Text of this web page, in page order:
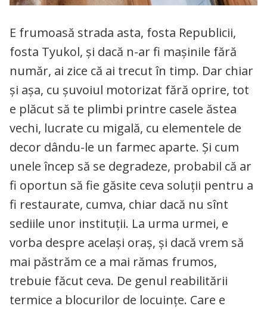
E frumoasă strada asta, fosta Republicii,
fosta Tyukol, și dacă n-ar fi mașinile fără
număr, ai zice că ai trecut în timp. Dar chiar
și așa, cu șuvoiul motorizat fără oprire, tot
e plăcut să te plimbi printre casele ăstea
vechi, lucrate cu migală, cu elementele de
decor dându-le un farmec aparte. Și cum
unele încep să se degradeze, probabil că ar
fi oportun să fie găsite ceva soluții pentru a
fi restaurate, cumva, chiar dacă nu sînt
sediile unor instituții. La urma urmei, e
vorba despre același oraș, și dacă vrem să
mai păstrăm ce a mai rămas frumos,
trebuie făcut ceva. De genul reabilitării
termice a blocurilor de locuințe. Care e